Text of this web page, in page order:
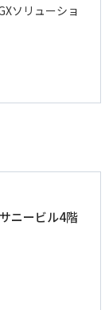
ソリューショ
ニービル4階